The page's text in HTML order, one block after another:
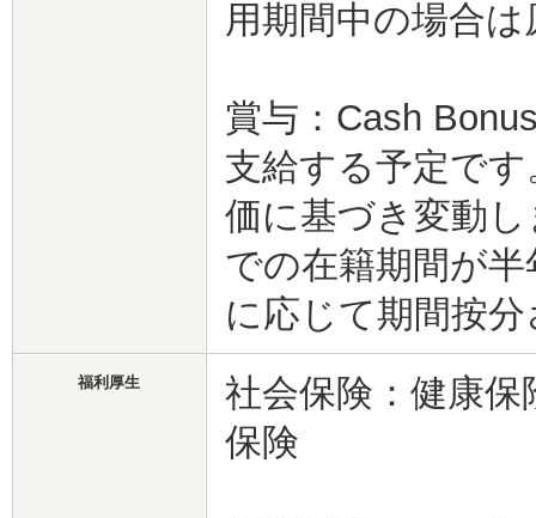
用期間中の場合
賞与：Cash
支給する予定で
価に基づき変動
での在籍期間が
に応じて期間按
福利厚生
社会保険：健康
保険